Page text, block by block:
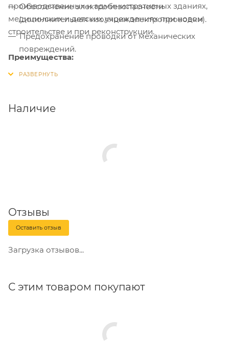
производственных и административных зданиях,
медицинских и детских учреждениях при новом
строительстве и при реконструкции.
Преимущества:
Обеспечение электробезопасности
(дополнительная изоляция электропроводки).
Предохранение проводки от механических
повреждений.
замыкании.
проводке.
Обеспечение быстрого доступа к проводке в
Наличие
Отзывы
Оставить отзыв
Загрузка отзывов...
С этим товаром покупают